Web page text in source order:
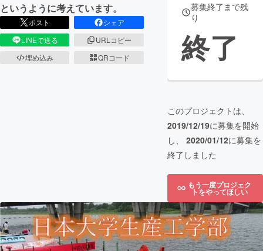
というように考えています。
ポスト
シェア
LINEで送る
URLコピー
埋め込み
QRコード
募集終了まで残
り
終了
このプロジェクトは、
2019/12/19に募集を開始
し、 2020/01/12に募集を
終了しました
もう一度プロジェク
トをやってほしい